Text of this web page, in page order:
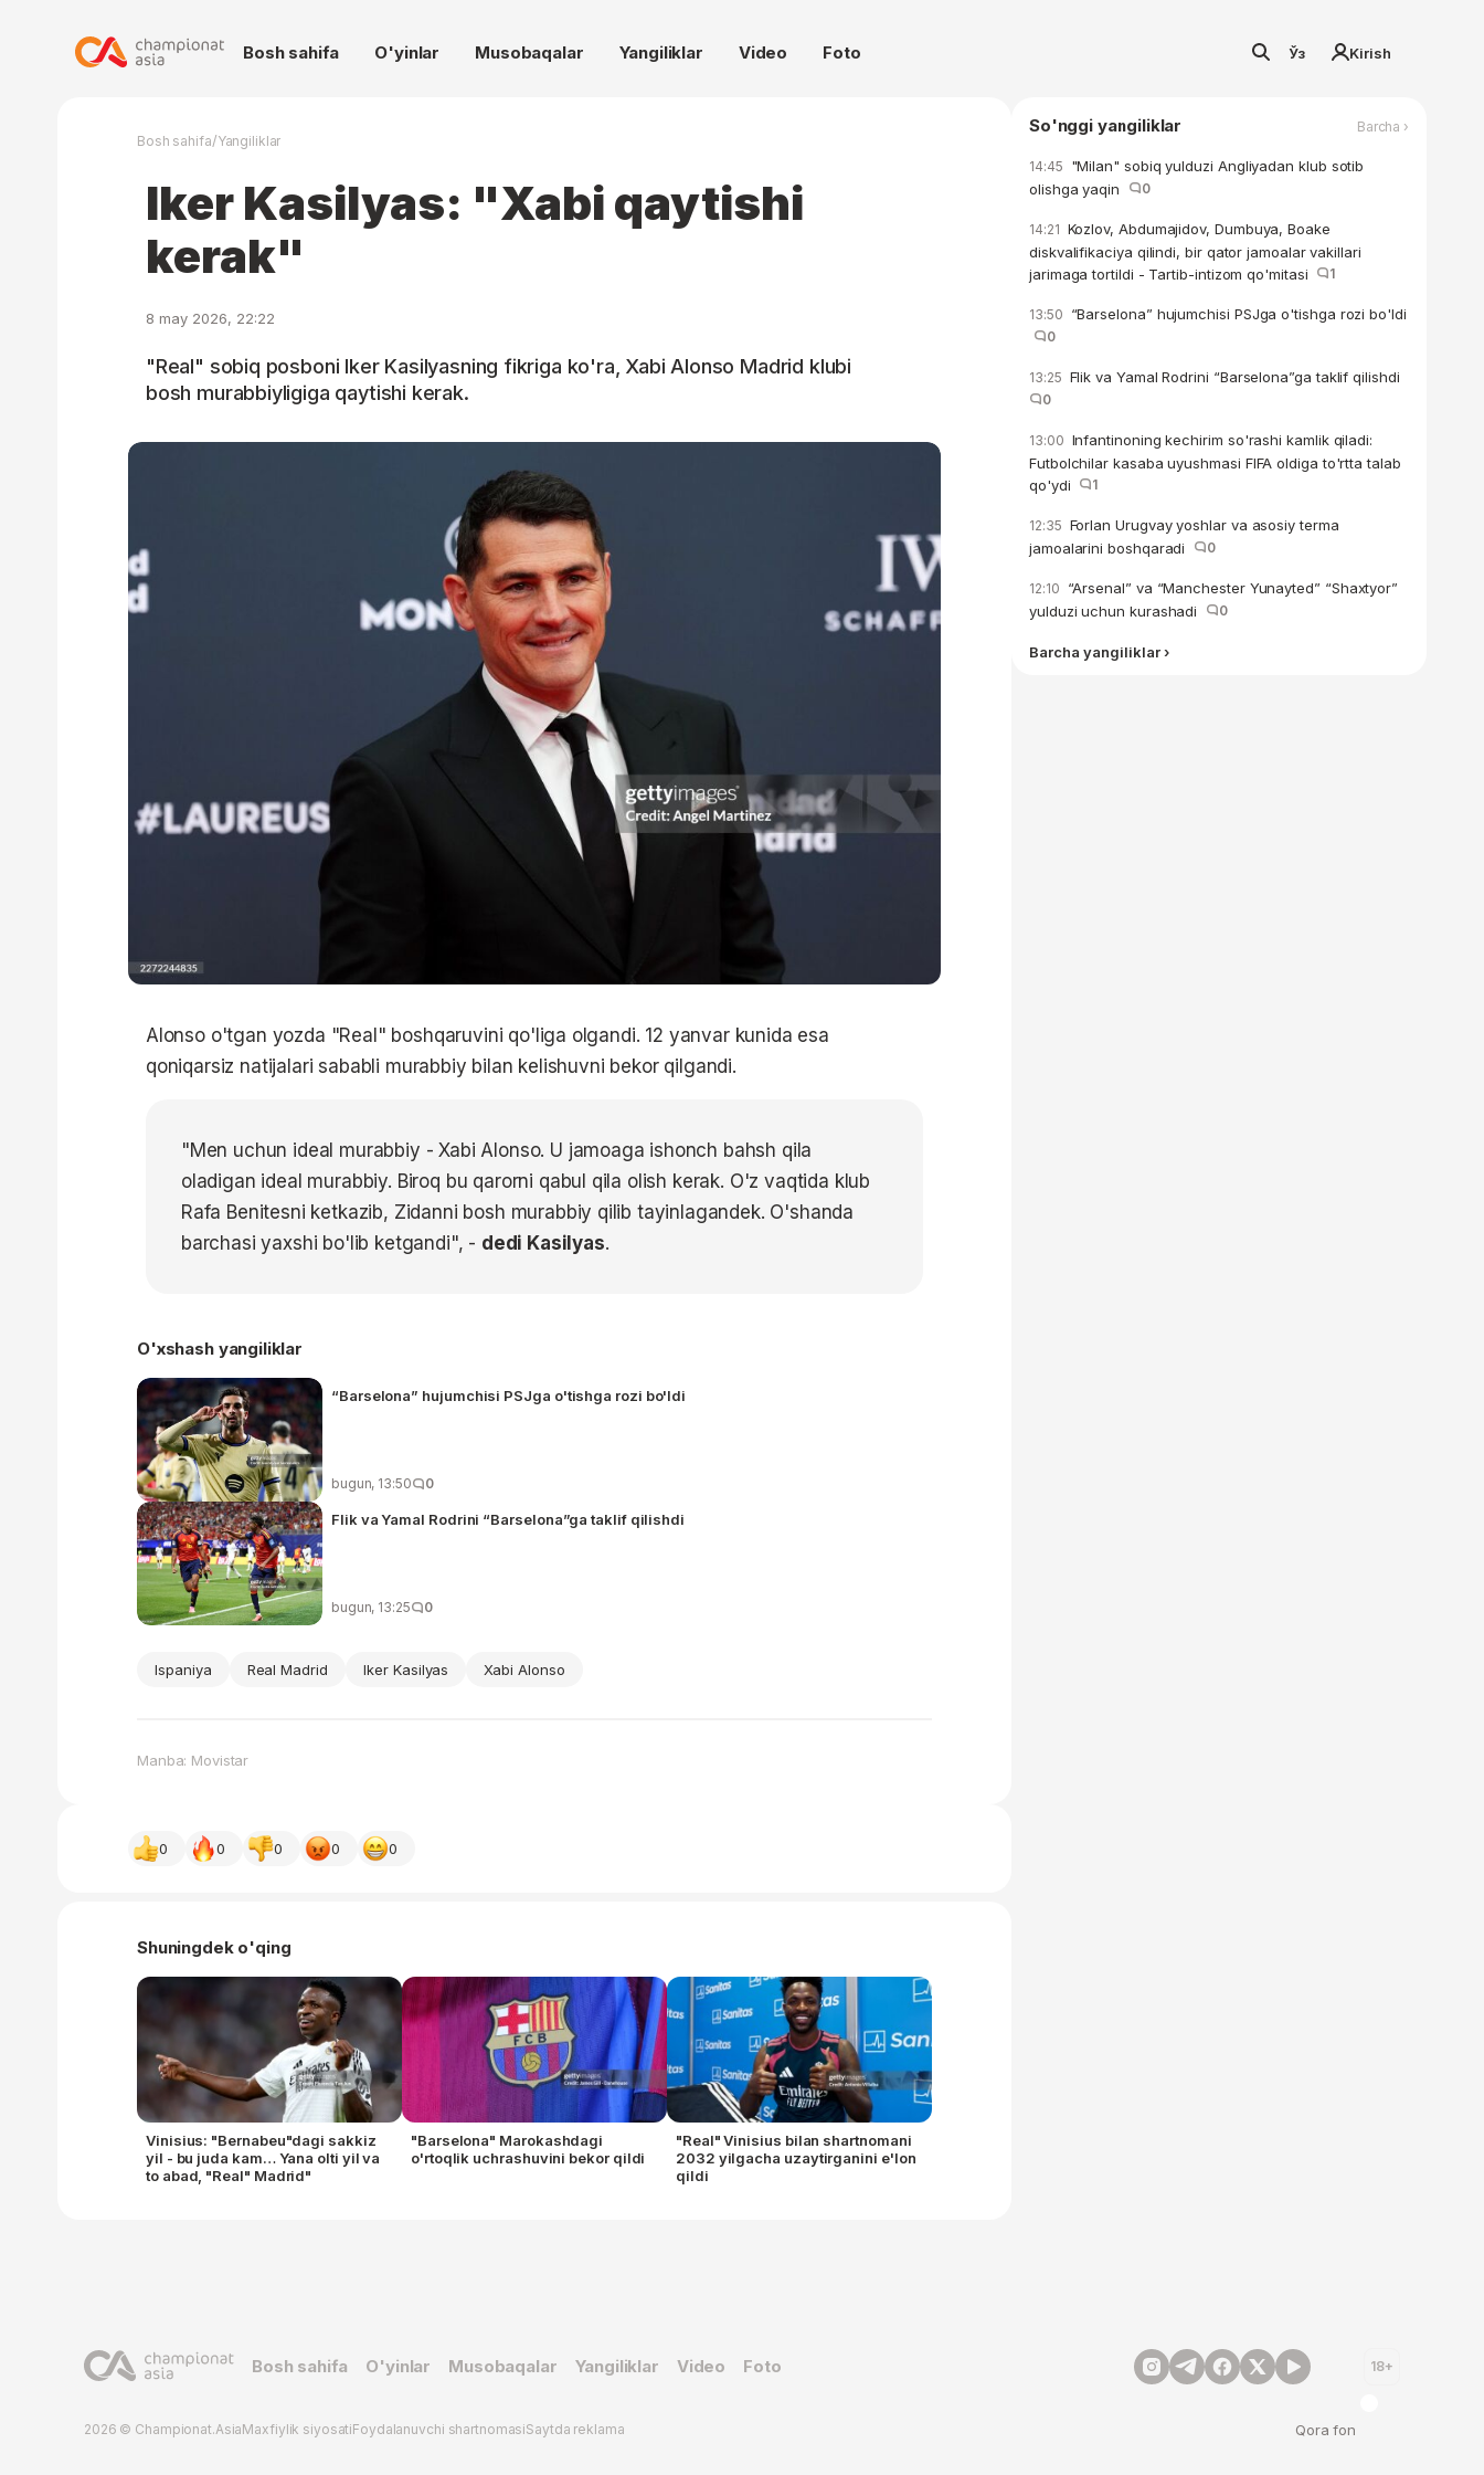
Bosh sahifa O'yinlar Musobaqalar Yangiliklar Video Foto Ўз Kirish
Bosh sahifa/Yangiliklar
Iker Kasilyas: "Xabi qaytishi
kerak"
8 may 2026, 22:22
"Real" sobiq posboni Iker Kasilyasning fikriga ko'ra, Xabi Alonso Madrid klubi
bosh murabbiyligiga qaytishi kerak.
Alonso o'tgan yozda "Real" boshqaruvini qo'liga olgandi. 12 yanvar kunida esa
qoniqarsiz natijalari sababli murabbiy bilan kelishuvni bekor qilgandi.
"Men uchun ideal murabbiy - Xabi Alonso. U jamoaga ishonch bahsh qila
oladigan ideal murabbiy. Biroq bu qarorni qabul qila olish kerak. O'z vaqtida klub
Rafa Benitesni ketkazib, Zidanni bosh murabbiy qilib tayinlagandek. O'shanda
barchasi yaxshi bo'lib ketgandi", - dedi Kasilyas.
O'xshash yangiliklar
“Barselona” hujumchisi PSJga o'tishga rozi bo'ldi
bugun, 13:50 0
Flik va Yamal Rodrini “Barselona”ga taklif qilishdi
bugun, 13:25 0
Ispaniya Real Madrid Iker Kasilyas Xabi Alonso
Manba: Movistar
0 0 0 0 0
Shuningdek o'qing
Vinisius: "Bernabeu"dagi sakkiz
yil - bu juda kam… Yana olti yil va
to abad, "Real" Madrid"
"Barselona" Marokashdagi
o'rtoqlik uchrashuvini bekor qildi
"Real" Vinisius bilan shartnomani
2032 yilgacha uzaytirganini e'lon
qildi
So'nggi yangiliklar Barcha ›
14:45 "Milan" sobiq yulduzi Angliyadan klub sotib
olishga yaqin
0
14:21 Kozlov, Abdumajidov, Dumbuya, Boake
diskvalifikaciya qilindi, bir qator jamoalar vakillari
jarimaga tortildi - Tartib-intizom qo'mitasi
1
13:50 “Barselona” hujumchisi PSJga o'tishga rozi bo'ldi
0
13:25 Flik va Yamal Rodrini “Barselona”ga taklif qilishdi
0
13:00 Infantinoning kechirim so'rashi kamlik qiladi:
Futbolchilar kasaba uyushmasi FIFA oldiga to'rtta talab
qo'ydi
1
12:35 Forlan Urugvay yoshlar va asosiy terma
jamoalarini boshqaradi
0
12:10 “Arsenal” va “Manchester Yunayted” “Shaxtyor”
yulduzi uchun kurashadi
0
Barcha yangiliklar ›
Bosh sahifa O'yinlar Musobaqalar Yangiliklar Video Foto 18+
2026 © Championat.AsiaMaxfiylik siyosatiFoydalanuvchi shartnomasiSaytda reklama Qora fon